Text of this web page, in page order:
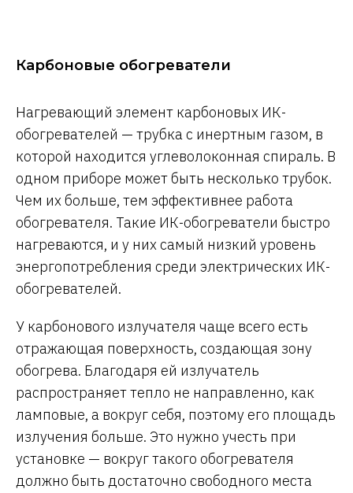
Карбоновые обогреватели
Нагревающий элемент карбоновых ИК-
обогревателей — трубка с инертным газом, в
которой находится углеволоконная спираль. В
одном приборе может быть несколько трубок.
Чем их больше, тем эффективнее работа
обогревателя. Такие ИК-обогреватели быстро
нагреваются, и у них самый низкий уровень
энергопотребления среди электрических ИК-
обогревателей.
У карбонового излучателя чаще всего есть
отражающая поверхность, создающая зону
обогрева. Благодаря ей излучатель
распространяет тепло не направленно, как
ламповые, а вокруг себя, поэтому его площадь
излучения больше. Это нужно учесть при
установке — вокруг такого обогревателя
должно быть достаточно свободного места